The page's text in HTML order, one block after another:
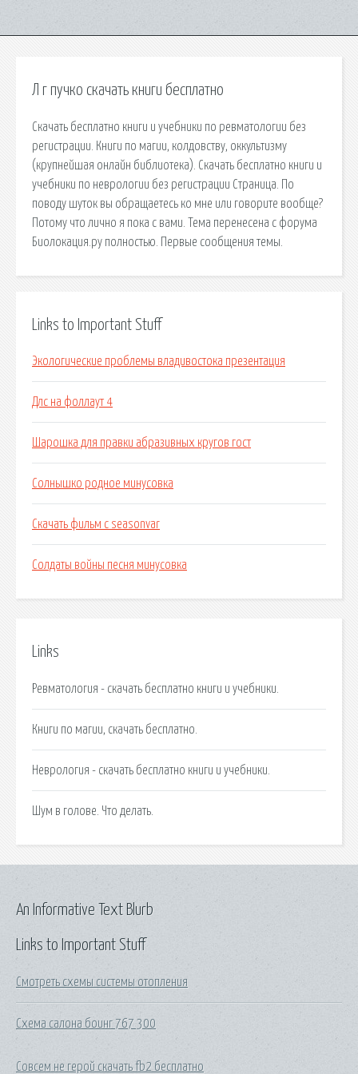
Л г пучко скачать книги бесплатно
Скачать бесплатно книги и учебники по ревматологии без
регистрации. Книги по магии, колдовству, оккультизму
(крупнейшая онлайн библиотека). Скачать бесплатно книги и
учебники по неврологии без регистрации Страница. По
поводу шуток вы обращаетесь ко мне или говорите вообще?
Потому что лично я пока с вами. Тема перенесена с форума
Биолокация.ру полностью. Первые сообщения темы.
Links to Important Stuff
Экологические проблемы владивостока презентация
Длс на фоллаут 4
Шарошка для правки абразивных кругов гост
Солнышко родное минусовка
Скачать фильм с seasonvar
Солдаты войны песня минусовка
Links
Ревматология - скачать бесплатно книги и учебники.
Книги по магии, скачать бесплатно.
Неврология - скачать бесплатно книги и учебники.
Шум в голове. Что делать.
Links to Important Stuff
Смотреть схемы системы отопления
Схема салона боинг 767 300
Совсем не герой скачать fb2 бесплатно
An Informative Text Blurb